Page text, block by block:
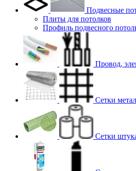
Подвесные
Плиты для потолков
Профиль подвесного
Провод,
Сетки
Сетки